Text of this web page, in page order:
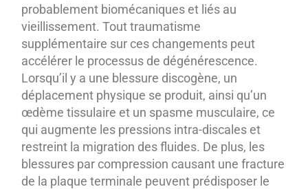
probablement biomécaniques et liés au
vieillissement. Tout traumatisme
supplémentaire sur ces changements peut
accélérer le processus de dégénérescence.
Lorsqu’il y a une blessure discogène, un
déplacement physique se produit, ainsi qu’un
œdème tissulaire et un spasme musculaire, ce
qui augmente les pressions intra-discales et
restreint la migration des fluides. De plus, les
blessures par compression causant une fracture
de la plaque terminale peuvent prédisposer le